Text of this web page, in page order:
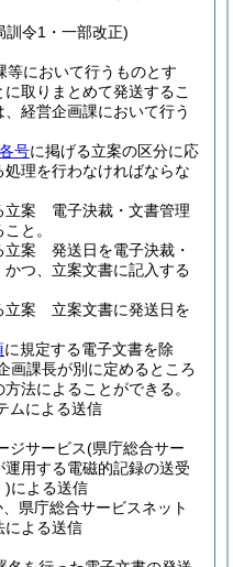
訓令1・一部改正)
等において行うものとす
取りまとめて発送するこ
経営企画課において行う
号に掲げる立案の区分に応
処理を行わなければならな
立案 電子決裁・文書管理
と。
立案 発送日を電子決裁・
つ、立案文書に記入する
立案 立案文書に発送日を
に規定する電子文書を除
画課長が別に定めるところ
法によることができる。
ムによる送信
ジサービス(県庁総合サー
用する電磁的記録の送受
)による送信
県庁総合サービスネット
による送信